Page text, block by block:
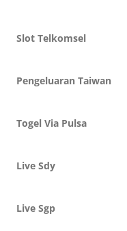
Slot Telkomsel
Pengeluaran Taiwan
Togel Via Pulsa
Live Sdy
Live Sgp